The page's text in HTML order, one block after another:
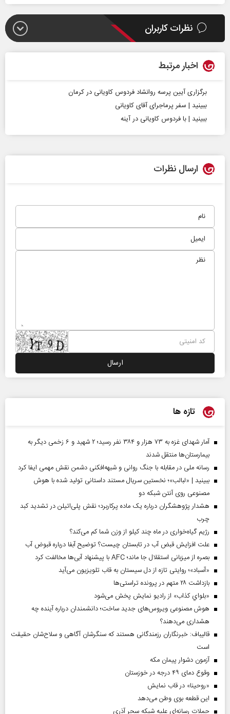
نظرات کاربران
اخبار مرتبط
برگزاری آیین پرسه روانشاد فردوس کاویانی در کرمان
ببینید | سفر پرماجرای آقای کاویانی
ببینید | با فردوس کاویانی در آینه
ارسال نظرات
تازه ها
آمار شهدای غزه به ۷۳ هزار و ۳۸۴ نفر رسید؛ ۲ شهید و ۶ زخمی دیگر به
بیمارستان‌ها منتقل شدند
رسانه ملی در مقابله با جنگ روانی و شبهه‌افکنی دشمن نقش مهمی ایفا کرد
ببینید | «لبالب»؛ نخستین سریال مستند داستانی تولید شده با هوش
مصنوعی روی آنتن شبکه دو
هشدار پژوهشگران درباره یک ماده پرکاربرد؛ نقش پلی‌اتیلن در تشدید کبد
چرب
رژیم گیاه‌خواری در ماه چند کیلو از وزن شما کم می‌کند؟
علت افزایش قبض آب در تابستان چیست؟ توضیح آبفا درباره قبوض آب
بصره از میزبانی استقلال جا ماند؛ AFC با پیشنهاد آبی‌ها مخالفت کرد
«آسباد»؛ روایتی تازه از دل سیستان به قاب تلویزیون می‌آید
بازداشت ۲۸ متهم در پرونده تراستی‌ها
«بلواي کذاب» از رادیو نمایش پخش می‌شود
هوش مصنوعی ویروس‌های جدید ساخت؛ دانشمندان درباره آینده چه
هشداری می‌دهند؟
قالیباف: خبرنگاران رزمندگانی هستند که سنگرشان آگاهی و سلاح‌شان حقیقت
است
آزمون دشوار پیمان مکه
وقوع دمای ۴۹ درجه در خوزستان
«روحینا» در قاب نمایش
این قطعه بوی وطن می‌دهد
حملات رسانه‌ای علیه شبکه سحر آذری